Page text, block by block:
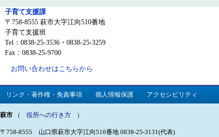
子育て支援課
〒758-8555 萩市大字江向510番地
子育て支援班
Tel：0838-25-3536・0838-25-3259
Fax：0838-25-9700
お問い合わせはこちらから
リンク・著作権・免責事項 個人情報保護 アクセシビリティ
萩市 （ 役所への行き方 ）
〒758-8555 山口県萩市大字江向510番地 0838-25-3131(代表)